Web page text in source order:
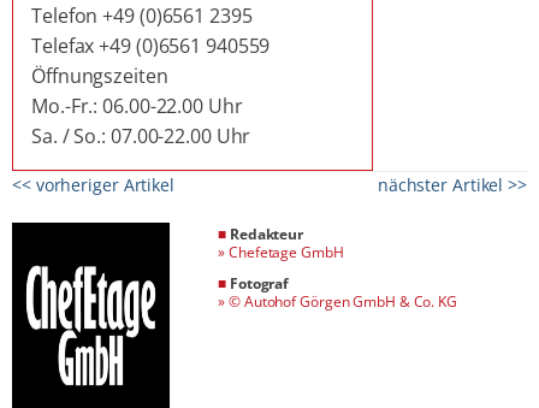
Telefon +49 (0)6561 2395
Telefax +49 (0)6561 940559
Öffnungszeiten
Mo.-Fr.: 06.00-22.00 Uhr
Sa. / So.: 07.00-22.00 Uhr
<< vorheriger Artikel nächster Artikel >>
■ Redakteur
»Chefetage GmbH
■ Fotograf
»© Autohof Görgen GmbH & Co. KG